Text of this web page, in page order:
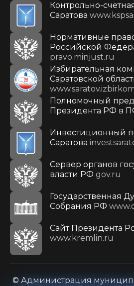
Контрольно-
Саратова
Нормативные
Российской
pravo.minjust.ru
Избирательная
Саратовской
Полномочный
Президента РФ в
Инвестиционный
Саратова
Сервер органов
власти РФ gov.ru
Государственная
Собрания РФ
Cайт Президента
www.kremlin.ru
© Администрация